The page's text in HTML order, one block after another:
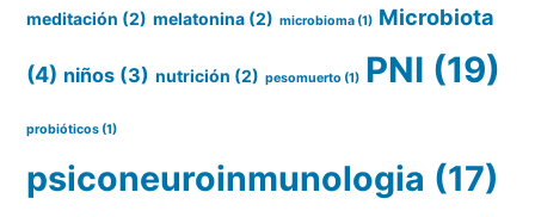
meditación (2) melatonina (2) microbioma (1) Microbiota
(4) niños (3) nutrición (2) pesomuerto (1) PNI (19)
probióticos (1)
psiconeuroinmunologia (17)